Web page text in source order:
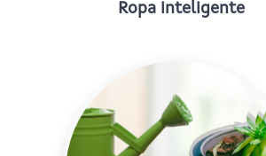
Ropa inteligente